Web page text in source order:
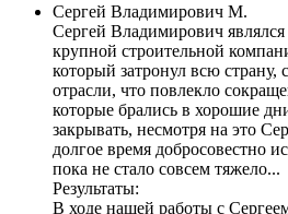
Сергей Владимирович М.
Сергей Владимирович
крупной строительной
который затронул всю страну,
отрасли, что повлекло
которые брались в хорошие
закрывать, несмотря на это
долгое время добросовестно
пока не стало совсем тяжело...
Результаты:
В ходе нашей работы с